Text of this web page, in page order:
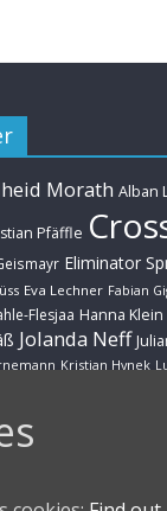
Morath Alban
Pfäffle
Eliminator
Eva Lechner Fabian
Flesjaa Hanna Klein
Jolanda Neff
Kristian Hynek
Lünzum